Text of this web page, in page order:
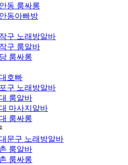
동 룸싸롱
동아빠방
구 노래방알바
구 룸알바
룸싸롱
호빠
구 노래방알바
룸알바
마사지알바
룸싸롱
문구 노래방알바
룸알바
룸싸롱